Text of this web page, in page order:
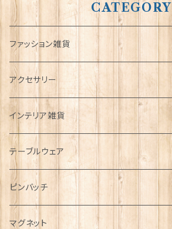
CATEGORY
ファッション雑貨
タータンネクタイ
帽子
キャップ
ハンチング帽
Tシャツ
マフラー
タータン【Bronte by Moon】
サッシュ
アクセサリー
ORTAK
ブローチ
ペンダント
チャーム
インテリア雑貨
インテリア置物
ラブスプーン
ラブスプーン【SION LLEWELLYN】
ファブリック
テーブルウェア
ティータオル
ペーパーナプキン
ピンバッチ
ジェネラルデザイン
マグネット